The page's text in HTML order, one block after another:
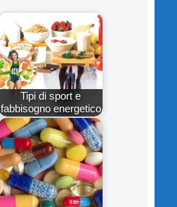
Tipi di sport e
fabbisogno energetico